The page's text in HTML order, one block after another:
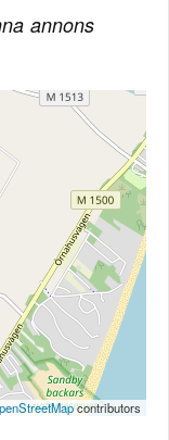
annons
contributors